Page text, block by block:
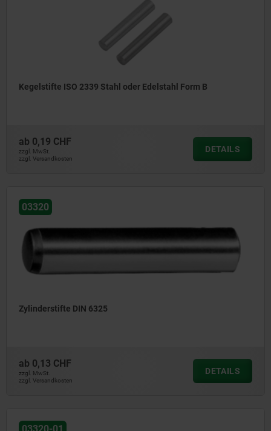
Kegelstifte ISO 2339 Stahl oder Edelstahl Form B
ab 0,19 CHF
zzgl. MwSt.
zzgl. Versandkosten
DETAILS
03320
Zylinderstifte DIN 6325
ab 0,13 CHF
zzgl. MwSt.
zzgl. Versandkosten
DETAILS